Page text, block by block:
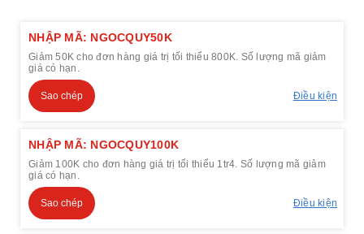
NHẬP MÃ: NGOCQUY50K
Giảm 50K cho đơn hàng giá trị tối thiểu 800K. Số lượng mã giảm
giá có hạn.
Sao chép Điều kiện
NHẬP MÃ: NGOCQUY100K
Giảm 100K cho đơn hàng giá trị tối thiểu 1tr4. Số lượng mã giảm
giá có hạn.
Sao chép Điều kiện